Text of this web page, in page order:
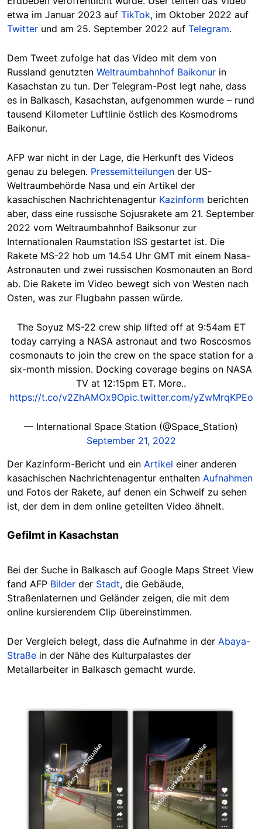
etwa im Januar 2023 auf TikTok, im Oktober 2022 auf
Twitter und am 25. September 2022 auf Telegram.
Dem Tweet zufolge hat das Video mit dem von
Russland genutzten Weltraumbahnhof Baikonur in
Kasachstan zu tun. Der Telegram-Post legt nahe, dass
es in Balkasch, Kasachstan, aufgenommen wurde – rund
tausend Kilometer Luftlinie östlich des Kosmodroms
Baikonur.
AFP war nicht in der Lage, die Herkunft des Videos
genau zu belegen. Pressemitteilungen der US-
Weltraumbehörde Nasa und ein Artikel der
kasachischen Nachrichtenagentur Kazinform berichten
aber, dass eine russische Sojusrakete am 21. September
2022 vom Weltraumbahnhof Baiksonur zur
Internationalen Raumstation ISS gestartet ist. Die
Rakete MS-22 hob um 14.54 Uhr GMT mit einem Nasa-
Astronauten und zwei russischen Kosmonauten an Bord
ab. Die Rakete im Video bewegt sich von Westen nach
Osten, was zur Flugbahn passen würde.
The Soyuz MS-22 crew ship lifted off at 9:54am ET
today carrying a NASA astronaut and two Roscosmos
cosmonauts to join the crew on the space station for a
six-month mission. Docking coverage begins on NASA
TV at 12:15pm ET. More..
https://t.co/v2ZhAMOx9Opic.twitter.com/yZwMrqKPEo
— International Space Station (@Space_Station)
September 21, 2022
Der Kazinform-Bericht und ein Artikel einer anderen
kasachischen Nachrichtenagentur enthalten Aufnahmen
und Fotos der Rakete, auf denen ein Schweif zu sehen
ist, der dem in dem online geteilten Video ähnelt.
Gefilmt in Kasachstan
Bei der Suche in Balkasch auf Google Maps Street View
fand AFP Bilder der Stadt, die Gebäude,
Straßenlaternen und Geländer zeigen, die mit dem
online kursierendem Clip übereinstimmen.
Der Vergleich belegt, dass die Aufnahme in der Abaya-
Straße in der Nähe des Kulturpalastes der
Metallarbeiter in Balkasch gemacht wurde.
Image